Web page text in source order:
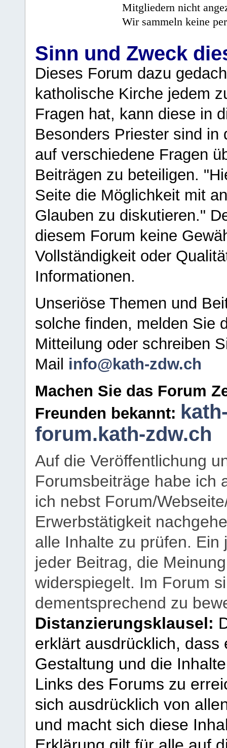
Mitgliedern nicht
Wir sammeln keine
Sinn und Zweck
Dieses Forum dazu
katholische Kirche jedem
Fragen hat, kann diese in
Besonders Priester sind in
auf verschiedene Fragen
Beiträgen zu beteiligen.
Seite die Möglichkeit mit
Glauben zu diskutieren."
diesem Forum keine
Vollständigkeit oder
Informationen.
Unseriöse Themen und
solche finden, melden Sie
Mitteilung oder schreiben
Mail info@kath-zdw.ch
Machen Sie das Forum
Freunden bekannt:
forum.kath-zdw.ch
Auf die Veröffentlichung
Forumsbeiträge habe ich
ich nebst Forum/
Erwerbstätigkeit
alle Inhalte zu prüfen.
jeder Beitrag, die
widerspiegelt. Im Forum
dementsprechend zu
Distanzierungsklausel:
erklärt ausdrücklich,
Gestaltung und die
Links des Forums zu
sich ausdrücklich von
und macht sich diese